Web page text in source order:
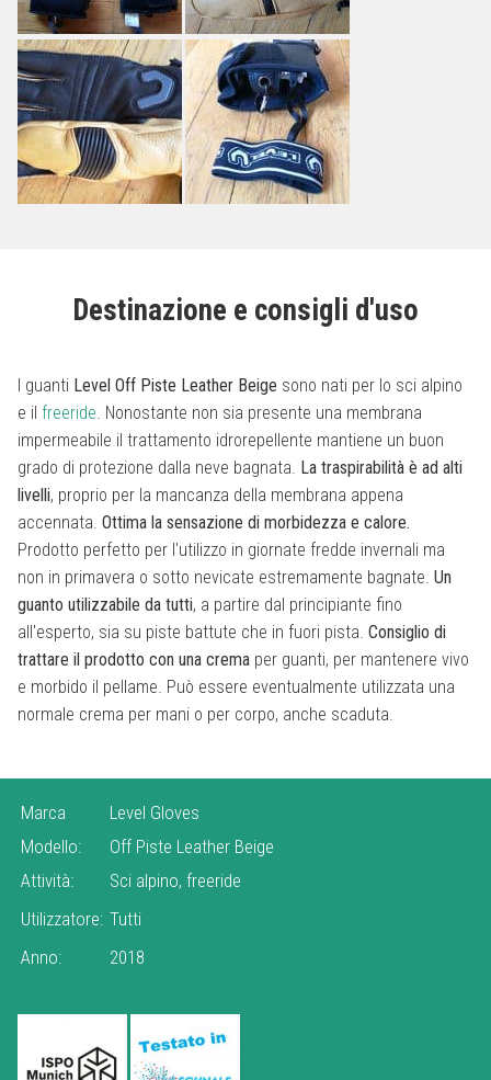
Destinazione e consigli d'uso
I guanti Level Off Piste Leather Beige sono nati per lo sci alpino
e il freeride. Nonostante non sia presente una membrana
impermeabile il trattamento idrorepellente mantiene un buon
grado di protezione dalla neve bagnata. La traspirabilità è ad alti
livelli, proprio per la mancanza della membrana appena
accennata. Ottima la sensazione di morbidezza e calore.
Prodotto perfetto per l'utilizzo in giornate fredde invernali ma
non in primavera o sotto nevicate estremamente bagnate. Un
guanto utilizzabile da tutti, a partire dal principiante fino
all'esperto, sia su piste battute che in fuori pista. Consiglio di
trattare il prodotto con una crema per guanti, per mantenere vivo
e morbido il pellame. Può essere eventualmente utilizzata una
normale crema per mani o per corpo, anche scaduta.
Marca
Level Gloves
Modello:
Off Piste Leather Beige
Attività:
Sci alpino, freeride
Utilizzatore: Tutti
Anno:
2018